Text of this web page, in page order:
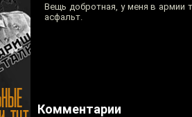
Вещь добротная, у меня в армии
асфальт.
Комментарии